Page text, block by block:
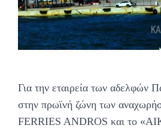
Για την εταιρεία των αδελφών
στην πρωϊνή ζώνη των
FERRIES ANDROS και το